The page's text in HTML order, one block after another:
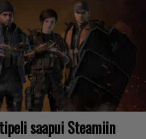
saapui Steamiin